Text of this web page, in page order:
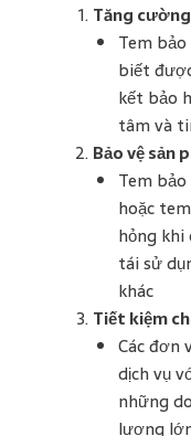
Tăng
Tem
biết
kết bảo
tâm và
Bảo vệ sản
Tem
hoặc
hỏng khi
tái sử
khác​
Tiết kiệm
Các đơn
dịch vụ
những
lượng